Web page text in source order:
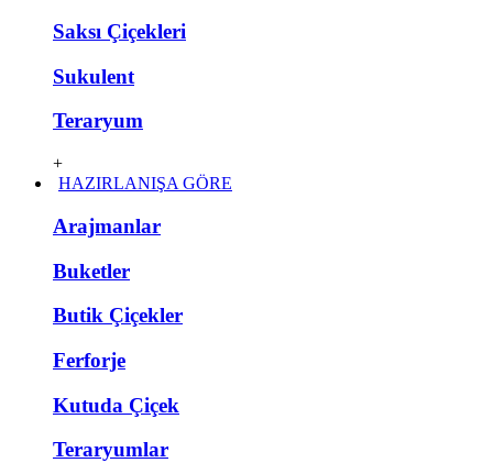
Saksı Çiçekleri
Sukulent
Teraryum
+
HAZIRLANIŞA GÖRE
Arajmanlar
Buketler
Butik Çiçekler
Ferforje
Kutuda Çiçek
Teraryumlar